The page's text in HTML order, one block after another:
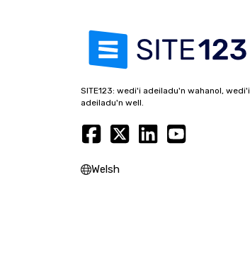
SITE123: wedi'i adeiladu'n wahanol, wedi'i
adeiladu'n well.
Welsh